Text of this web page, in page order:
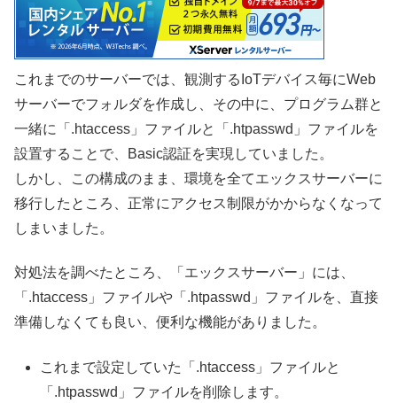
これまでのサーバーでは、観測するIoTデバイス毎にWeb
サーバーでフォルダを作成し、その中に、プログラム群と
一緒に「.htaccess」ファイルと「.htpasswd」ファイルを
設置することで、Basic認証を実現していました。
しかし、この構成のまま、環境を全てエックスサーバーに
移行したところ、正常にアクセス制限がかからなくなって
しまいました。
対処法を調べたところ、「エックスサーバー」には、
「.htaccess」ファイルや「.htpasswd」ファイルを、直接
準備しなくても良い、便利な機能がありました。
これまで設定していた「.htaccess」ファイルと
「.htpasswd」ファイルを削除します。